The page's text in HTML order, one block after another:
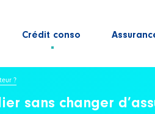
Crédit conso
?
sans changer